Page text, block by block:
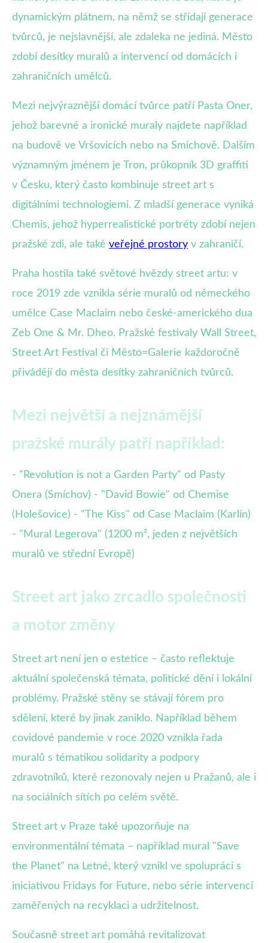
dynamickým plátnem, na němž se střídají generace
tvůrců, je nejslavnější, ale zdaleka ne jediná. Město
zdobí desítky muralů a intervencí od domácích i
zahraničních umělců.
Mezi nejvýraznější domácí tvůrce patří Pasta Oner,
jehož barevné a ironické muraly najdete například
na budově ve Vršovicích nebo na Smíchově. Dalším
významným jménem je Tron, průkopník 3D graffiti
v Česku, který často kombinuje street art s
digitálními technologiemi. Z mladší generace vyniká
Chemis, jehož hyperrealistické portréty zdobí nejen
pražské zdi, ale také veřejné prostory v zahraničí.
Praha hostila také světové hvězdy street artu: v
roce 2019 zde vznikla série muralů od německého
umělce Case Maclaim nebo české-amerického dua
Zeb One & Mr. Dheo. Pražské festivaly Wall Street,
Street Art Festival či Město=Galerie každoročně
přivádějí do města desítky zahraničních tvůrců.
Mezi největší a nejznámější
pražské murály patří například:
- "Revolution is not a Garden Party" od Pasty
Onera (Smíchov) - "David Bowie" od Chemise
(Holešovice) - "The Kiss" od Case Maclaim (Karlín)
- "Mural Legerova" (1200 m², jeden z největších
muralů ve střední Evropě)
Street art jako zrcadlo společnosti
a motor změny
Street art není jen o estetice – často reflektuje
aktuální společenská témata, politické dění i lokální
problémy. Pražské stěny se stávají fórem pro
sdělení, které by jinak zaniklo. Například během
covidové pandemie v roce 2020 vznikla řada
muralů s tématikou solidarity a podpory
zdravotníků, které rezonovaly nejen u Pražanů, ale i
na sociálních sítích po celém světě.
Street art v Praze také upozorňuje na
environmentální témata – například mural "Save
the Planet" na Letné, který vznikl ve spolupráci s
iniciativou Fridays for Future, nebo série intervencí
zaměřených na recyklaci a udržitelnost.
Současně street art pomáhá revitalizovat